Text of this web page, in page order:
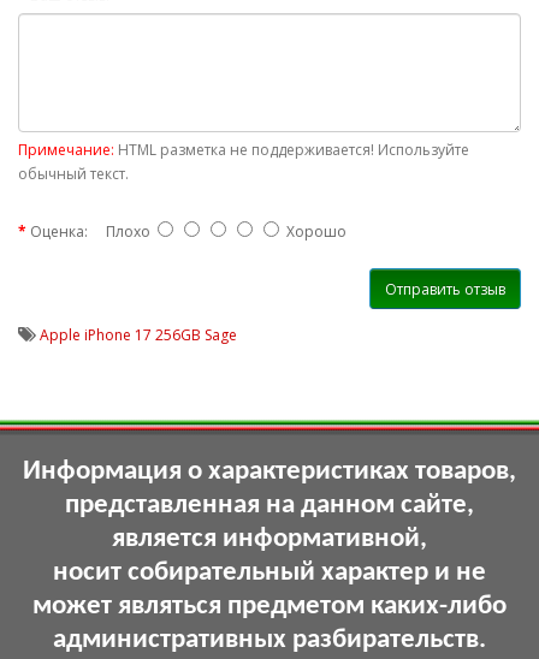
Примечание: HTML разметка не поддерживается! Используйте
обычный текст.
Оценка: Плохо Хорошо
Отправить отзыв
Apple iPhone 17 256GB Sage
Информация о характеристиках товаров,
представленная на данном сайте,
является информативной,
носит собирательный характер и не
может являться предметом каких-либо
административных разбирательств.